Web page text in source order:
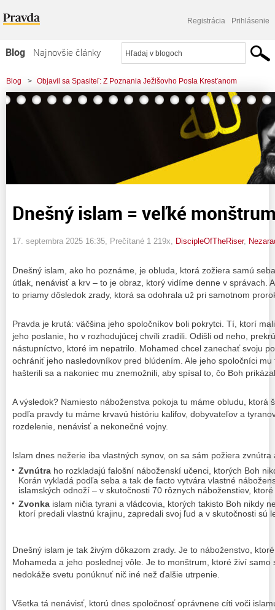
Registrácia Prihlásenie
Blog
Najnovšie články
Najčítanejšie články
Najkomentovanejšie články
Blog > Objavil sa Spasiteľ: Z Poznania Ježišovho Posla Kresťanom
> Dnešný islam = veľké monštrum
Dnešný islam = veľké
17. septembra 2025 16:35 , Prečítané 1 219x, DiscipleOfTheRiser,
Dnešný islam, ako ho poznáme, je obluda, ktorá zožiera samú
útlak, nenávisť a krv – to je obraz, ktorý vidíme denne v správach.
to priamy dôsledok zrady, ktorá sa odohrala už pri samotnom
Pravda je krutá: väčšina jeho spoločníkov boli pokrytci. Tí, ktorí
jeho poslanie, ho v rozhodujúcej chvíli zradili. Odišli od neho,
nástupníctvo, ktoré im nepatrilo. Mohamed chcel zanechať svoju
ochrániť jeho nasledovníkov pred blúdením. Ale jeho spoločníci
hašterili sa a nakoniec mu znemožnili, aby spísal to, čo Boh
A výsledok? Namiesto náboženstva pokoja tu máme obludu, ktorá
podľa pravdy tu máme krvavú históriu kalifov, dobyvateľov a
rozdelenie, nenávisť a nekonečné vojny.
Islam dnes nežerie iba vlastných synov, on sa sám požiera zvnútra
Zvnútra ho rozkladajú falošní náboženskí učenci, ktorých Boh
Korán vykladá podľa seba a tak de facto vytvára vlastné
islamských odnoží – v skutočnosti 70 rôznych náboženstiev,
Zvonka islam ničia tyrani a vládcovia, ktorých takisto Boh nikdy
ktorí predali vlastnú krajinu, zapredali svoj ľud a v skutočnosti sú
Dnešný islam je tak živým dôkazom zrady. Je to náboženstvo,
Mohameda a jeho poslednej vôle. Je to monštrum, ktoré živí samo
nedokáže svetu ponúknuť nič iné než ďalšie utrpenie.
Všetka tá nenávisť, ktorú dnes spoločnosť oprávnene cíti voči